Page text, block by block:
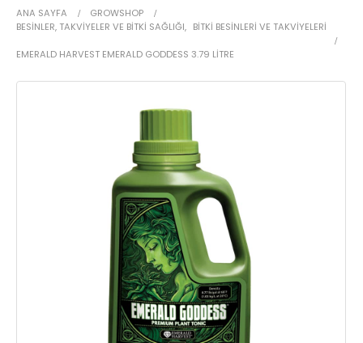
ANA SAYFA
GROWSHOP
BESINLER, TAKVIYELER VE BITKI SAĞLIĞI, BITKI BESINLERI VE TAKVIYELERI
EMERALD HARVEST EMERALD GODDESS 3.79 LITRE